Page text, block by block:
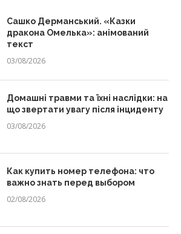
Сашко Дерманський. «Казки
дракона Омелька»: анімований
текст
03/08/2026
Домашні травми та їхні наслідки: на
що звертати увагу після інциденту
03/08/2026
Как купить номер телефона: что
важно знать перед выбором
02/08/2026